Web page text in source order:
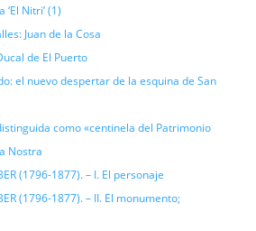
Nitri’ (1)
Juan de la Cosa
de El Puerto
el nuevo despertar de la esquina de San
como «centinela del Patrimonio
Nostra
(1796-1877). – I. El personaje
(1796-1877). – II. El monumento;